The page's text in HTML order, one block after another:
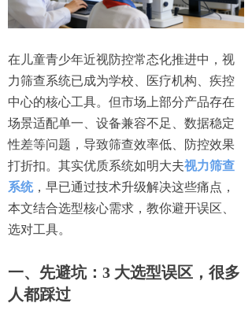
在儿童青少年近视防控常态化推进中，视
力筛查系统已成为学校、医疗机构、疾控
中心的核心工具。但市场上部分产品存在
场景适配单一、设备兼容不足、数据稳定
性差等问题，导致筛查效率低、防控效果
打折扣。其实优质系统如明大夫视力筛查
系统，早已通过技术升级解决这些痛点，
本文结合选型核心需求，教你避开误区、
选对工具。
一、先避坑：3 大选型误区，很多
人都踩过